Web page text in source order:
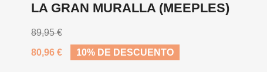
LA GRAN MURALLA (MEEPLES)
89,95 €
80,96 €
10% DE DESCUENTO